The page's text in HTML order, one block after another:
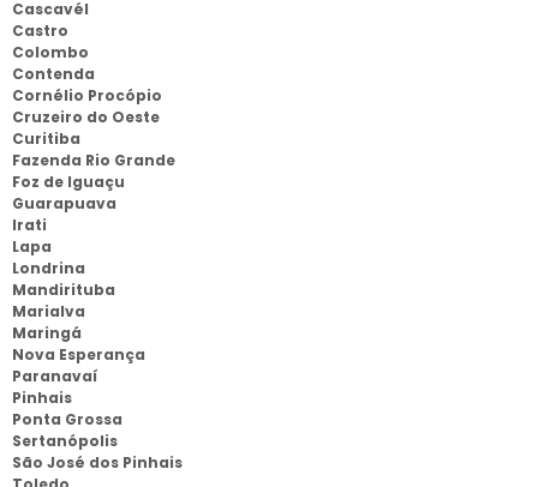
Cascavél
Castro
Colombo
Contenda
Cornélio Procópio
Cruzeiro do Oeste
Curitiba
Fazenda Rio Grande
Foz de Iguaçu
Guarapuava
Irati
Lapa
Londrina
Mandirituba
Marialva
Maringá
Nova Esperança
Paranavaí
Pinhais
Ponta Grossa
Sertanópolis
São José dos Pinhais